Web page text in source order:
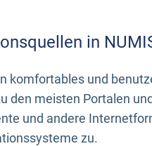
in
komfortables und
den meisten Portalen
und andere
zu.